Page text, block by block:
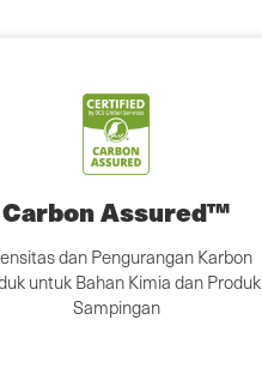
Carbon Assured™
dan Pengurangan Karbon
untuk Bahan Kimia dan Produk
Sampingan